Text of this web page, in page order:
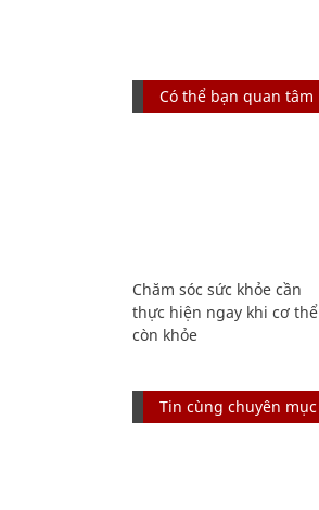
Có thể bạn quan tâm
Chăm sóc sức khỏe cần
thực hiện ngay khi cơ thể
còn khỏe
Tin cùng chuyên mục